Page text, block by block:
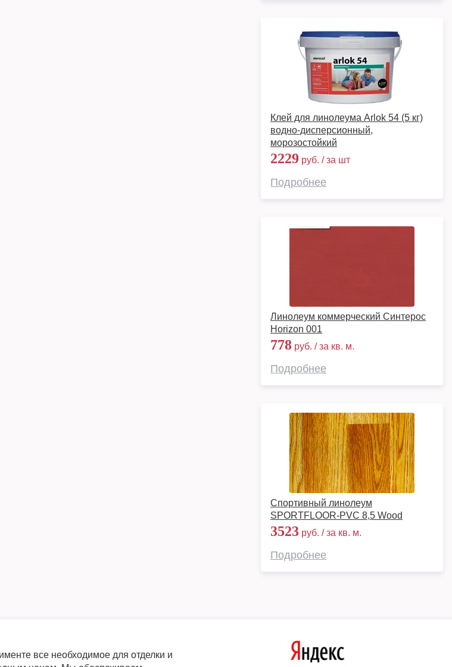
Клей для линолеума Arlok 54 (5 кг)
водно-дисперсионный,
морозостойкий
2229 руб. / за шт
Подробнее
Линолеум коммерческий Синтерос
Horizon 001
778 руб. / за кв. м.
Подробнее
Спортивный линолеум
SPORTFLOOR-PVC 8,5 Wood
3523 руб. / за кв. м.
Подробнее
все необходимое для отделки и